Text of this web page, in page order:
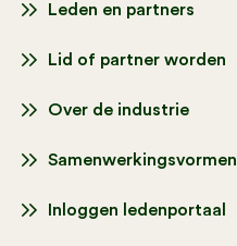
Leden en partners
Lid of partner worden
Over de industrie
Samenwerkingsvormen
Inloggen ledenportaal